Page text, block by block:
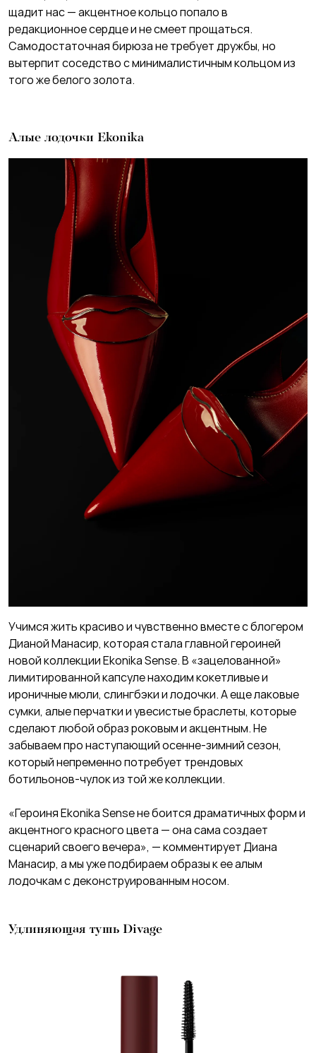
щадит нас — акцентное кольцо попало в
редакционное сердце и не смеет прощаться.
Самодостаточная бирюза не требует дружбы, но
вытерпит соседство с минималистичным кольцом из
того же белого золота.
Алые лодочки Ekonika
Учимся жить красиво и чувственно вместе с блогером
Дианой Манасир, которая стала главной героиней
новой коллекции Ekonika Sense. В «зацелованной»
лимитированной капсуле находим кокетливые и
ироничные мюли, слингбэки и лодочки. А еще лаковые
сумки, алые перчатки и увесистые браслеты, которые
сделают любой образ роковым и акцентным. Не
забываем про наступающий осенне-зимний сезон,
который непременно потребует трендовых
ботильонов-чулок из той же коллекции.
«Героиня Ekonika Sense не боится драматичных форм и
акцентного красного цвета — она сама создает
сценарий своего вечера», — комментирует Диана
Манасир, а мы уже подбираем образы к ее алым
лодочкам с деконструированным носом.
Удлиняющая тушь Divage